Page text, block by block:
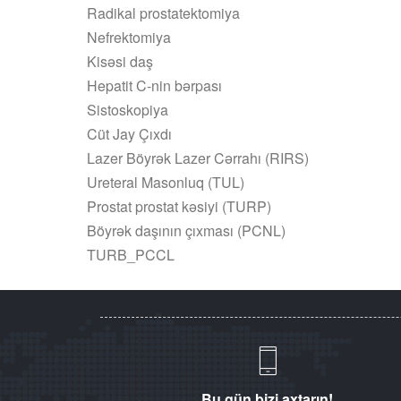
Radikal prostatektomiya
Nefrektomiya
Kisəsi daş
Hepatit C-nin bərpası
Sistoskopiya
Cüt Jay Çıxdı
Lazer Böyrək Lazer Cərrahı (RIRS)
Ureteral Masonluq (TUL)
Prostat prostat kəsiyi (TURP)
Böyrək daşının çıxması (PCNL)
TURB_PCCL